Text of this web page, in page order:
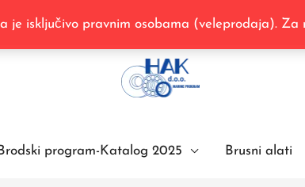
je isključivo pravnim osobama (veleprodaja).
Brodski program-Katalog 2025 Brusni alati